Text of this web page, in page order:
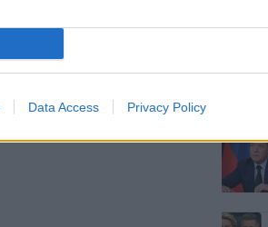
Data Access Privacy Policy